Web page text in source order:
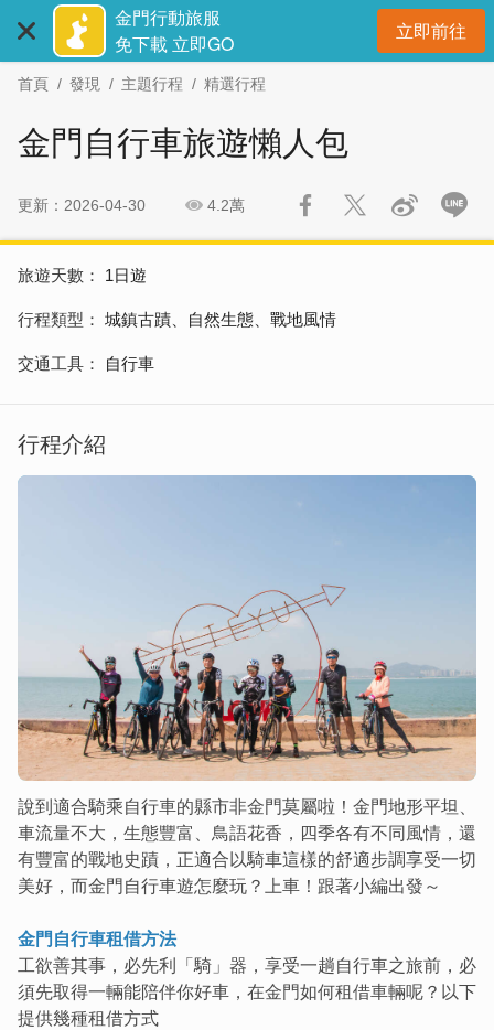
主
金門行動旅服
免下載 立即GO
立即前往開
首頁 發現 主題行程 精選行程
金門自行車旅遊懶人包
更新：2026-04-30 4.2萬
社
旅遊天數 1日遊
行程類型 城鎮古蹟、自然生態、戰地風情
交通工具 自行車
行程介紹
說到適合騎乘自行車的縣市非金門莫屬啦！金門地形平坦、
車流量不大，生態豐富、鳥語花香，四季各有不同風情，還
有豐富的戰地史蹟，正適合以騎車這樣的舒適步調享受一切
美好，而金門自行車遊怎麼玩？上車！跟著小編出發～
金門自行車租借方法
工欲善其事，必先利「騎」器，享受一趟自行車之旅前，必
須先取得一輛能陪伴你好車，在金門如何租借車輛呢？以下
提供幾種租借方式